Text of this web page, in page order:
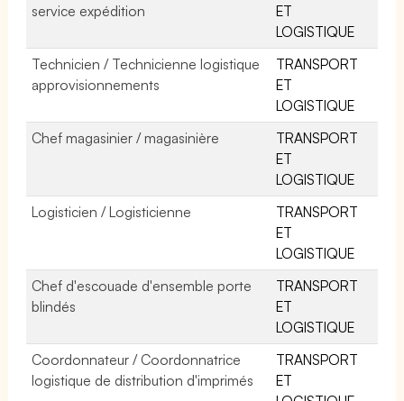
service expédition
ET
LOGISTIQUE
Technicien / Technicienne logistique
approvisionnements
TRANSPORT
ET
LOGISTIQUE
Chef magasinier / magasinière
TRANSPORT
ET
LOGISTIQUE
Logisticien / Logisticienne
TRANSPORT
ET
LOGISTIQUE
Chef d'escouade d'ensemble porte
blindés
TRANSPORT
ET
LOGISTIQUE
Coordonnateur / Coordonnatrice
logistique de distribution d'imprimés
TRANSPORT
ET